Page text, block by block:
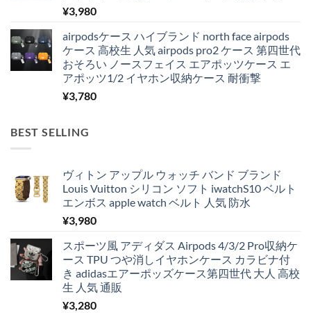
¥3,980
airpodsケース ハイブランド north face airpods
ケース 高校生 人気 airpods pro2 ケース 第四世代
おそろい ノースフェイス エアポッツケース エ
アポッツ1/2 イヤホン収納ケース 耐衝撃
¥3,780
BEST SELLING
ヴィトン アップル ウォッチ バンド ブランド
Louis Vuitton シリコン ソフト iwatchS10 ベルト
エンボス apple watch ベルト 人気 防水
¥3,980
スポーツ風 アディダス Airpods 4/3/2 Pro収納ケ
ース TPU つや消しイヤホンケース カラビナ付
き adidasエアーポッズケース第四世代 大人 高校
生 人気 通販
¥3,280